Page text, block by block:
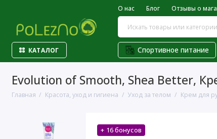
О нас Блог Отзывы о
КАТАЛОГ Спортивное питание
Evolution of Smooth, Shea Better,
Главная Красота, уход и гигиена Уход за телом Крем для
+ 16 бонусов